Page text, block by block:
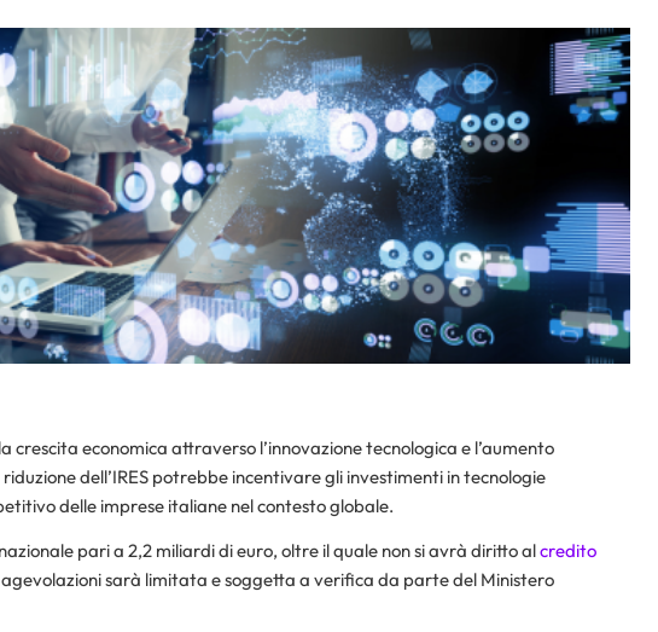
economica attraverso l’innovazione tecnologica e l’aumento
dell’IRES potrebbe incentivare gli investimenti in tecnologie
delle imprese italiane nel contesto globale.
pari a 2,2 miliardi di euro, oltre il quale non si avrà diritto alcredito
agevolazioni sarà limitata e soggetta a verifica da parte del Ministero